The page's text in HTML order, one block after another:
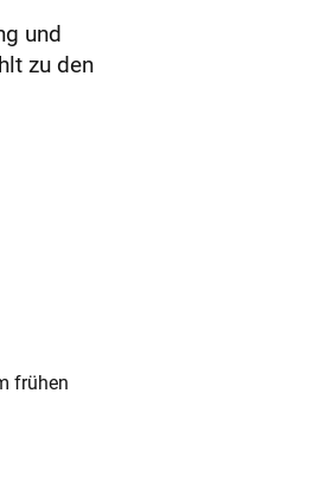
und
zu den
frühen